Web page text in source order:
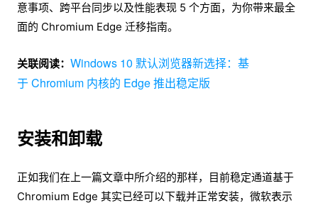
意事项、跨平台同步以及性能表现 5 个方面，为你带来最全
面的 Chromium Edge 迁移指南。
关联阅读： Windows 10 默认浏览器新选择：基
于 Chromium 内核的 Edge 推出稳定版
安装和卸载
正如我们在上一篇文章中所介绍的那样，目前稳定通道基于
Chromium Edge 其实已经可以下载并正常安装，微软表示